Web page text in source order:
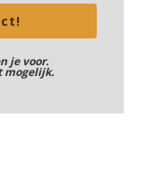
je voor.
mogelijk.